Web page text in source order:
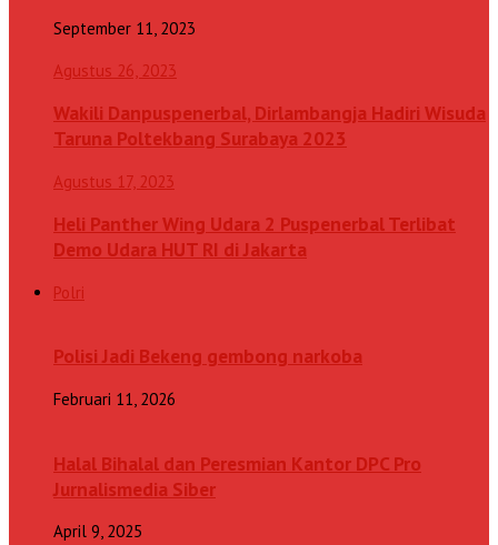
September 11, 2023
Agustus 26, 2023
Wakili Danpuspenerbal, Dirlambangja Hadiri Wisuda
Taruna Poltekbang Surabaya 2023
Agustus 17, 2023
Heli Panther Wing Udara 2 Puspenerbal Terlibat
Demo Udara HUT RI di Jakarta
Polri
Polisi Jadi Bekeng gembong narkoba
Februari 11, 2026
Halal Bihalal dan Peresmian Kantor DPC Pro
Jurnalismedia Siber
April 9, 2025